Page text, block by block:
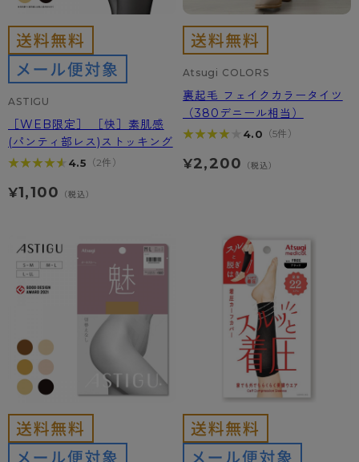
ASTIGU
［WEB限定］ ［快］素肌感
(パンティ部レス)ストッキング
★★★★★
★★★★★ 4.5 （2件）
¥1,100 （税込）
Atsugi COLORS
裏起毛 フェイクカラータイツ
（380デニール相当）
★★★★★
★★★★★ 4.0 （5件）
¥2,200 （税込）